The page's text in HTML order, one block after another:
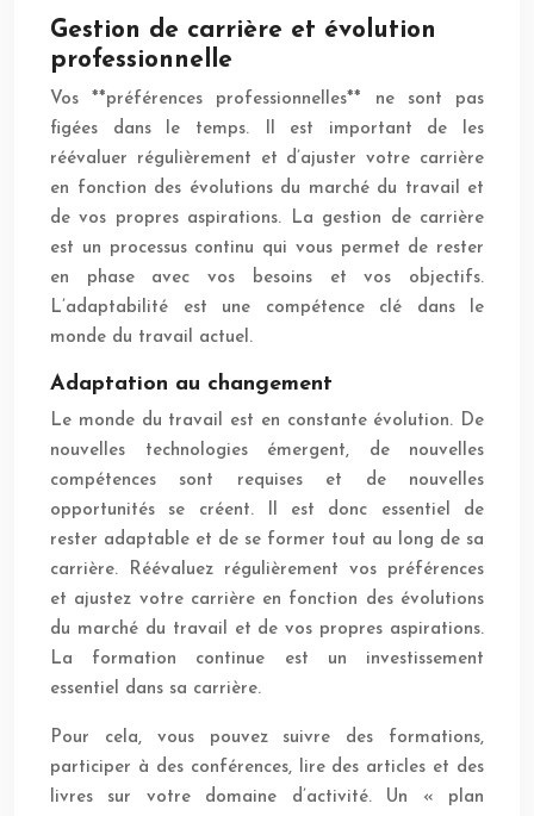
Gestion de carrière et évolution
professionnelle
Vos **préférences professionnelles** ne sont pas
figées dans le temps. Il est important de les
réévaluer régulièrement et d’ajuster votre carrière
en fonction des évolutions du marché du travail et
de vos propres aspirations. La gestion de carrière
est un processus continu qui vous permet de rester
en phase avec vos besoins et vos objectifs.
L’adaptabilité est une compétence clé dans le
monde du travail actuel.
Adaptation au changement
Le monde du travail est en constante évolution. De
nouvelles technologies émergent, de nouvelles
compétences sont requises et de nouvelles
opportunités se créent. Il est donc essentiel de
rester adaptable et de se former tout au long de sa
carrière. Réévaluez régulièrement vos préférences
et ajustez votre carrière en fonction des évolutions
du marché du travail et de vos propres aspirations.
La formation continue est un investissement
essentiel dans sa carrière.
Pour cela, vous pouvez suivre des formations,
participer à des conférences, lire des articles et des
livres sur votre domaine d’activité. Un « plan